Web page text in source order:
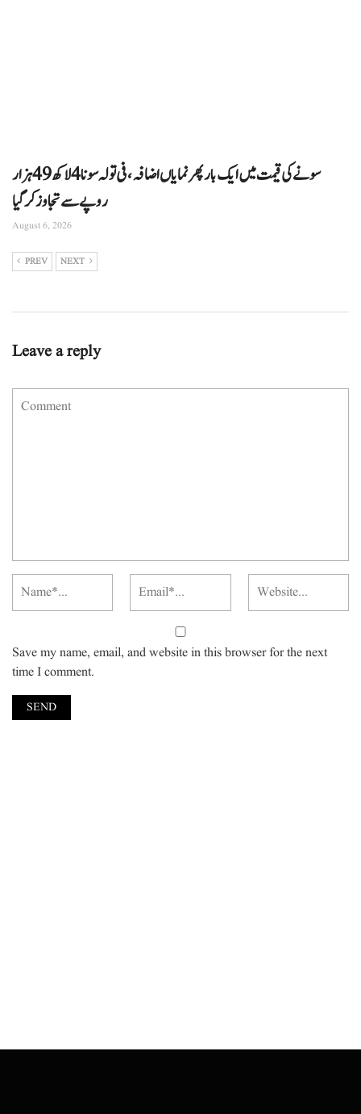
سونے کی قیمت میں ایک بار پھر نمایاں اضافہ، فی تولہ سونا 4 لاکھ 49 ہزار
روپے سے تجاوز کرگیا
August 6, 2026
PREV NEXT
Leave a reply
Save my name, email, and website in this browser for the next
time I comment.